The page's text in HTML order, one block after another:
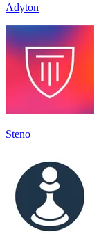
Adyton
Steno